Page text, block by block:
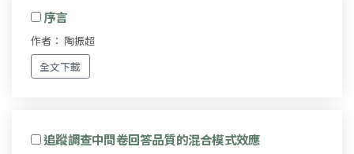
序言
作者： 陶振超
全文下載
追蹤調查中問卷回答品質的混合模式效應